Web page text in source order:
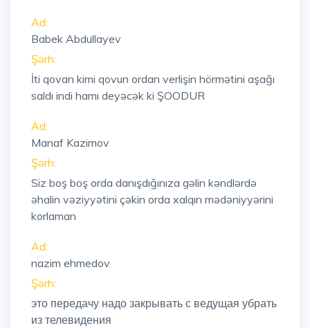
Ad:
Babek Abdullayev
Şərh:
İti qovan kimi qovun ordan verlişin hörmətini aşağı
saldı indi hamı deyəcək ki ŞOODUR
Ad:
Manaf Kazimov
Şərh:
Siz boş boş orda danışdığınıza gəlin kəndlərdə
əhalin vəziyyətini çəkin orda xalqın mədəniyyərini
korlaman
Ad:
nazim ehmedov
Şərh:
это передачу надо закрывать с ведущая убрать
из телевидения